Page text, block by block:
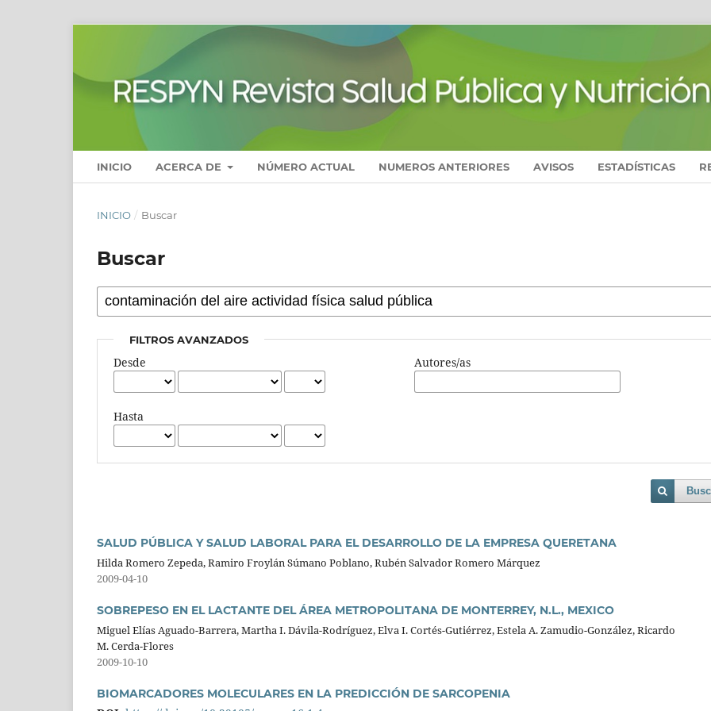
INICIO ACERCA DE NÚMERO ACTUAL NUMEROS ANTERIORES AVISOS ESTADÍSTICAS
INICIO / Buscar
Buscar
FILTROS AVANZADOS
Desde
Hasta
Autores/as
SALUD PÚBLICA Y SALUD LABORAL PARA EL DESARROLLO DE LA EMPRESA QUERETANA
Hilda Romero Zepeda, Ramiro Froylán Súmano Poblano, Rubén Salvador Romero Márquez
2009-04-10
SOBREPESO EN EL LACTANTE DEL ÁREA METROPOLITANA DE MONTERREY, N.L., MEXICO
Miguel Elías Aguado-Barrera, Martha I. Dávila-Rodríguez, Elva I. Cortés-Gutiérrez, Estela A. Zamudio-González, Ricardo
M. Cerda-Flores
2009-10-10
BIOMARCADORES MOLECULARES EN LA PREDICCIÓN DE SARCOPENIA